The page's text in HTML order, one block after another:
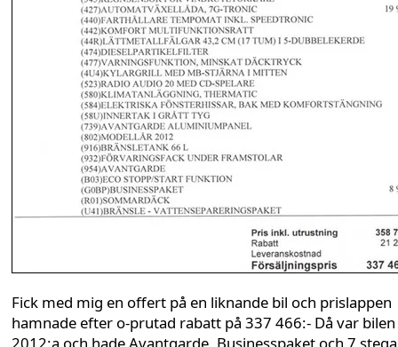
Fick med mig en offert på en liknande bil och prislappen
hamnade efter o-prutad rabatt på 337 466:- Då var